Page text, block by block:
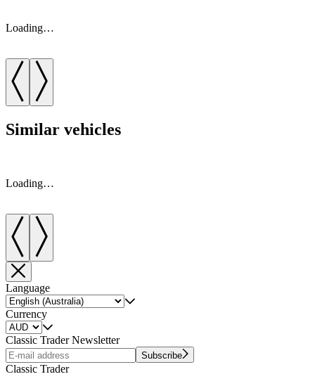
Loading…
Similar vehicles
Loading…
Language
Currency
Classic Trader Newsletter
Subscribe
Classic Trader